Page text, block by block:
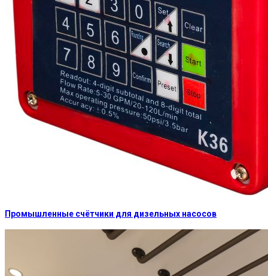
Промышленные счётчики для дизельных насосов